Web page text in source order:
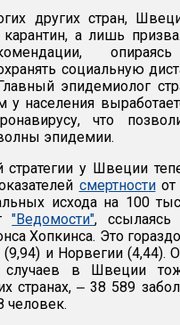
других стран,
а лишь
социальную
эпидемиолог
у населения
что
эпидемии.
стратегии у Швеции
смертностиот
исхода на 100
"Ведомости",
Хопкинса. Это
и Норвегии (4,44).
случаев в Швеции
странах, ‒ 38 589
человек.